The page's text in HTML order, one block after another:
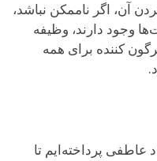
آن، اگر ناممکن نباشد،
وجود دار‌ند، وظیفه
کننده برای همه
عاطفی ‌پرداخته‌ایم تا